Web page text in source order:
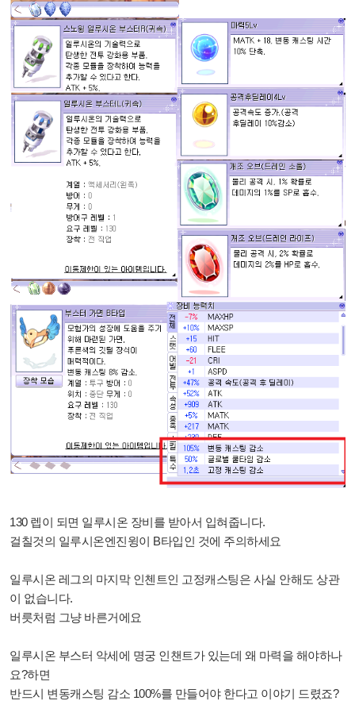
130 렙이 되면 일루시온 장비를 받아서 입혀줍니다.
걸칠것의 일루시온엔진윙이 B타입인 것에 주의하세요
일루시온 레그의 마지막 인첸트인 고정캐스팅은 사실 안해도 상관
이 없습니다.
버릇처럼 그냥 바른거에요
일루시온 부스터 악세에 명궁 인챈트가 있는데 왜 마력을 해야하나
요?하면
반드시 변동캐스팅 감소 100%를 만들어야 한다고 이야기 드렸죠?